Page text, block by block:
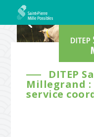
DITEP
Millegrand
service